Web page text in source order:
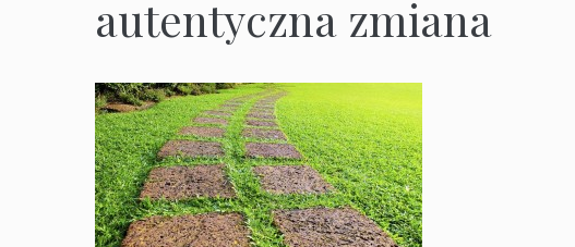
autentyczna zmiana